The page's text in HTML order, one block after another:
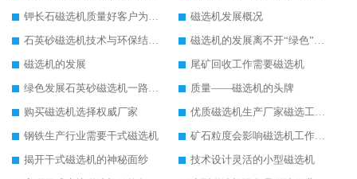
钾长石磁选机质量好客户为我们点赞
磁选机发展概况
石英砂磁选机技术与环保结合新时代下的好设备
磁选机的发展离不开“绿色”的追逐
磁选机的发展
尾矿回收工作需要磁选机
绿色发展石英砂磁选机一路飙升
质量——磁选机的头牌
购买磁选机选择权威厂家
优质磁选机生产厂家磁选工艺要不断提升
钢铁生产行业需要干式磁选机
矿石粒度会影响磁选机工作效果
揭开干式磁选机的神秘面纱
技术设计灵活的小型磁选机